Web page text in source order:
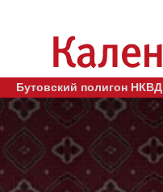
Бутовский полигон НКВД